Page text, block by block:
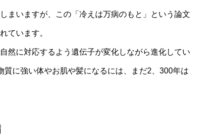
まいますが、この「冷えは万病のもと」という論文
ています。
然に対応するよう遺伝子が変化しながら進化してい
に強い体やお肌や髪になるには、まだ2、300年は